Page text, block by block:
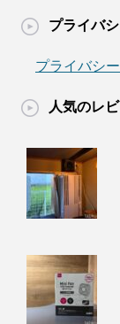
プライバ
プライバシ
人気のレ